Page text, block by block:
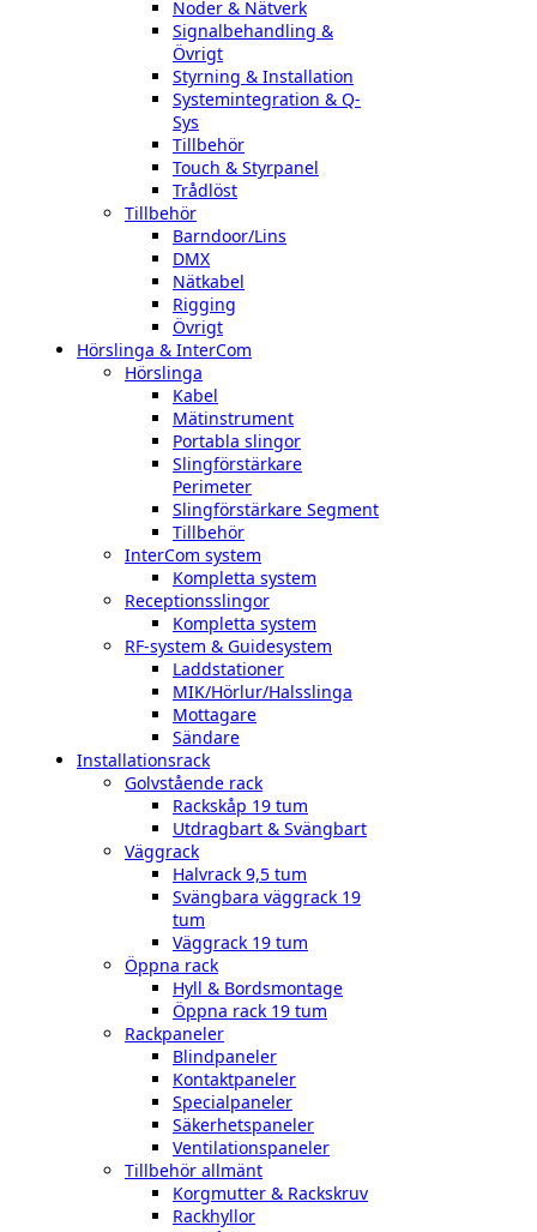
Noder & Nätverk
Signalbehandling &
Övrigt
Styrning & Installation
Systemintegration & Q-
Sys
Tillbehör
Touch & Styrpanel
Trådlöst
Tillbehör
Barndoor/Lins
DMX
Nätkabel
Rigging
Övrigt
Hörslinga & InterCom
Hörslinga
Kabel
Mätinstrument
Portabla slingor
Slingförstärkare
Perimeter
Slingförstärkare Segment
Tillbehör
InterCom system
Kompletta system
Receptionsslingor
Kompletta system
RF-system & Guidesystem
Laddstationer
MIK/Hörlur/Halsslinga
Mottagare
Sändare
Installationsrack
Golvstående rack
Rackskåp 19 tum
Utdragbart & Svängbart
Väggrack
Halvrack 9,5 tum
Svängbara väggrack 19
tum
Väggrack 19 tum
Öppna rack
Hyll & Bordsmontage
Öppna rack 19 tum
Rackpaneler
Blindpaneler
Kontaktpaneler
Specialpaneler
Säkerhetspaneler
Ventilationspaneler
Tillbehör allmänt
Korgmutter & Rackskruv
Rackhyllor